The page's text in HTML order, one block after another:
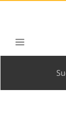
Zum Hauptinhalt